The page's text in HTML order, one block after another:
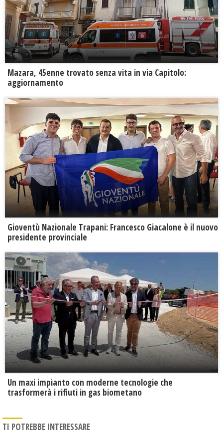
Mazara, 45enne trovato senza vita in via Capitolo:
aggiornamento
Gioventù Nazionale Trapani: Francesco Giacalone è il nuovo
presidente provinciale
Un maxi impianto con moderne tecnologie che
trasformerà i rifiuti in gas biometano
TI POTREBBE INTERESSARE